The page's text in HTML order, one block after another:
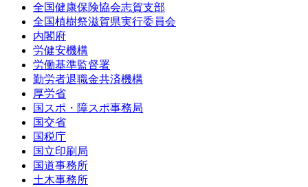
全国健康保険協会志賀支部
全国植樹祭滋賀県実行委員会
内閣府
労健安機構
労働基準監督署
勤労者退職金共済機構
厚労省
国スポ・障スポ事務局
国交省
国税庁
国立印刷局
国道事務所
土木事務所